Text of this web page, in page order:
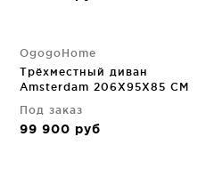
OgogoHome
Трёхместный диван
Amsterdam 206X95X85 CM
Под заказ
99 900 руб